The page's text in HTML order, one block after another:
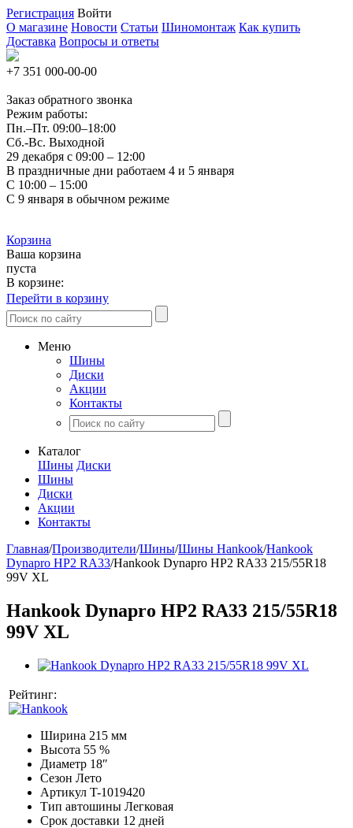
Регистрация Войти
О магазине Новости Статьи Шиномонтаж Как купить
Доставка Вопросы и ответы
+7 351 000-00-00
Заказ обратного звонка
Режим работы:
Пн.–Пт. 09:00–18:00
Сб.-Вс. Выходной
29 декабря с 09:00 – 12:00
В праздничные дни работаем 4 и 5 января
С 10:00 – 15:00
С 9 января в обычном режиме
Корзина
Ваша корзина
пуста
В корзине:
Перейти в корзину
Меню
Шины
Диски
Акции
Контакты
Каталог
Шины Диски
Шины
Диски
Акции
Контакты
Главная/Производители/Шины/Шины Hankook/Hankook
Dynapro HP2 RA33/Hankook Dynapro HP2 RA33 215/55R18
99V XL
Hankook Dynapro HP2 RA33 215/55R18
99V XL
Рейтинг:
Ширина 215 мм
Высота 55 %
Диаметр 18″
Сезон Лето
Артикул T-1019420
Тип автошины Легковая
Срок доставки 12 дней